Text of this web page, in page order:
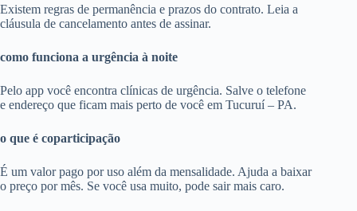
Existem regras de permanência e prazos do contrato. Leia a
cláusula de cancelamento antes de assinar.
como funciona a urgência à noite
Pelo app você encontra clínicas de urgência. Salve o telefone
e endereço que ficam mais perto de você em Tucuruí – PA.
o que é coparticipação
É um valor pago por uso além da mensalidade. Ajuda a baixar
o preço por mês. Se você usa muito, pode sair mais caro.